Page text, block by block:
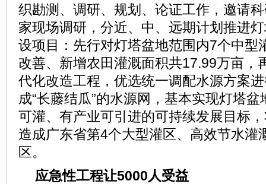
织勘测、调研、规划、论证工作，邀请
家现场调研，分近、中、远期计划推进
设项目：先行对灯塔盆地范围内7个中型
改善、新增农田灌溉面积共17.99万亩，
代化改造工程，优选统一调配水源方案
成“长藤结瓜”的水源网，基本实现灯塔
可灌、有产业可引进的可持续发展目标
造成广东省第4个大型灌区、高效节水灌
区。
应急性工程让5000人受益